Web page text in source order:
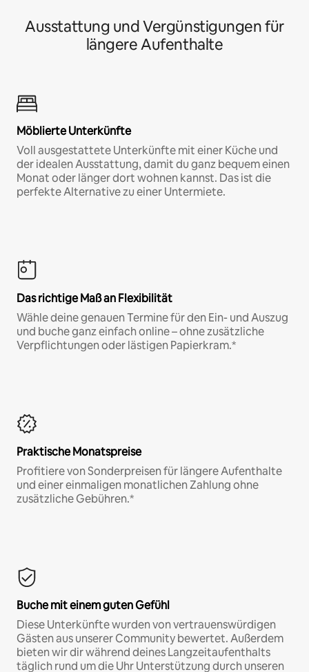
Ausstattung und Vergünstigungen für
längere Aufenthalte
Möblierte Unterkünfte
Voll ausgestattete Unterkünfte mit einer Küche und
der idealen Ausstattung, damit du ganz bequem einen
Monat oder länger dort wohnen kannst. Das ist die
perfekte Alternative zu einer Untermiete.
Das richtige Maß an Flexibilität
Wähle deine genauen Termine für den Ein- und Auszug
und buche ganz einfach online – ohne zusätzliche
Verpflichtungen oder lästigen Papierkram.*
Praktische Monatspreise
Profitiere von Sonderpreisen für längere Aufenthalte
und einer einmaligen monatlichen Zahlung ohne
zusätzliche Gebühren.*
Buche mit einem guten Gefühl
Diese Unterkünfte wurden von vertrauenswürdigen
Gästen aus unserer Community bewertet. Außerdem
bieten wir dir während deines Langzeitaufenthalts
täglich rund um die Uhr Unterstützung durch unseren